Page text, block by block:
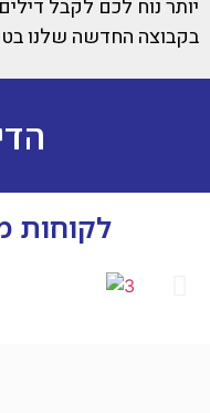
יותר נוח לכם לקבל
בקבוצה החדשה שלנו
לקוחות